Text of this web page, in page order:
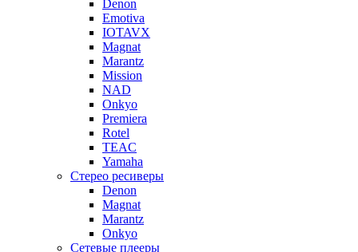
Denon
Emotiva
IOTAVX
Magnat
Marantz
Mission
NAD
Onkyo
Premiera
Rotel
TEAC
Yamaha
Стерео ресиверы
Denon
Magnat
Marantz
Onkyo
Сетевые плееры